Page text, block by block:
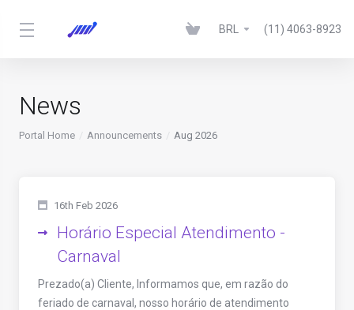
BRL (11) 4063-8923
News
Portal Home Announcements Aug 2026
16th Feb 2026
Horário Especial Atendimento -
Carnaval
Prezado(a) Cliente, Informamos que, em razão do
feriado de carnaval, nosso horário de atendimento